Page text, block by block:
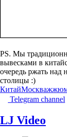
PS. Мы
вывесками в
очередь ржать над
столицы :)
КитайМоскважж
Telegram channel
LJ Video